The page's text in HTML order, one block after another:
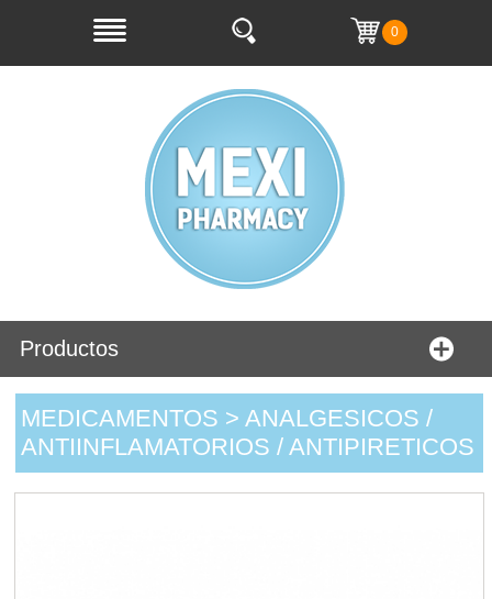
0
Productos
MEDICAMENTOS > ANALGESICOS /
ANTIINFLAMATORIOS / ANTIPIRETICOS